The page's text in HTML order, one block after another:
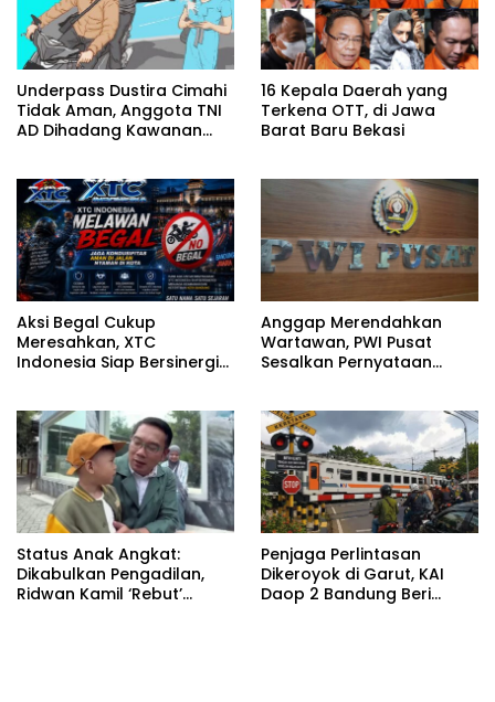
Underpass Dustira Cimahi
Tidak Aman, Anggota TNI
AD Dihadang Kawanan
16 Kepala Daerah yang
Terkena OTT, di Jawa
Barat Baru Bekasi
Aksi Begal Cukup
Meresahkan, XTC
Indonesia Siap Bersinergi
Anggap Merendahkan
Wartawan, PWI Pusat
Sesalkan Pernyataan
Status Anak Angkat:
Dikabulkan Pengadilan,
Ridwan Kamil ‘Rebut’
Penjaga Perlintasan
Dikeroyok di Garut, KAI
Daop 2 Bandung Beri